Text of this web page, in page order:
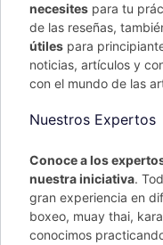
necesites para tu
de las reseñas,
útiles para
noticias, artículos y
con el mundo de las
Nuestros Expertos
Conoce a los
nuestra iniciativa.
gran experiencia en
boxeo, muay thai,
conocimos